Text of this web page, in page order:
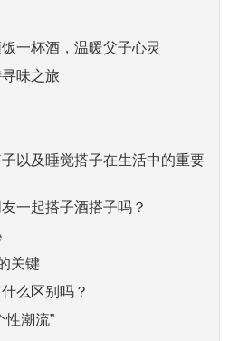
一杯酒，温暖父子心灵
味之旅
以及睡觉搭子在生活中的重要
一起搭子酒搭子吗？
关键
么区别吗？
性潮流”